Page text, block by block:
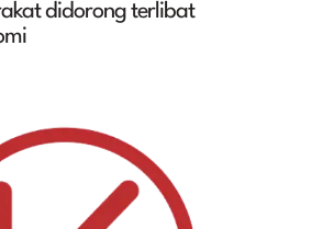
didorong terlibat